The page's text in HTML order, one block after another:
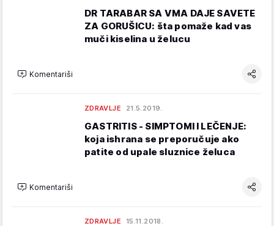
DR TARABAR SA VMA DAJE SAVETE
ZA GORUŠICU: šta pomaže kad vas
muči kiselina u želucu
Komentariši
ZDRAVLJE 21.5.2019.
GASTRITIS - SIMPTOMI I LEČENJE:
koja ishrana se preporučuje ako
patite od upale sluznice želuca
Komentariši
ZDRAVLJE 15.11.2018.